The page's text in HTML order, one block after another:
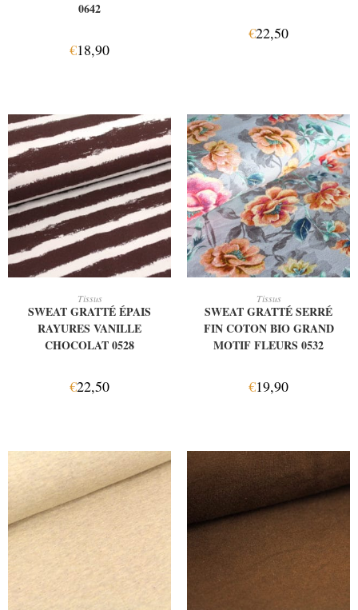
0642
€18,90
€22,50
AJOUTER AU PANIER
Tissus
SWEAT GRATTÉ ÉPAIS
RAYURES VANILLE
CHOCOLAT 0528
€22,50
AJOUTER AU PANIER
Tissus
SWEAT GRATTÉ SERRÉ
FIN COTON BIO GRAND
MOTIF FLEURS 0532
€19,90